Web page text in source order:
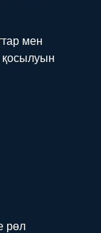
мен
қосылуын
рөл